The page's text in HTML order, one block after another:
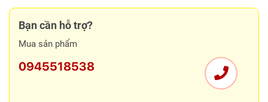
Bạn cần hỗ trợ?
Mua sản phẩm
0945518538